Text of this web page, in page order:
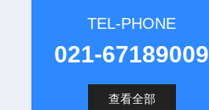
TEL-PHONE
021-67189009
查看全部